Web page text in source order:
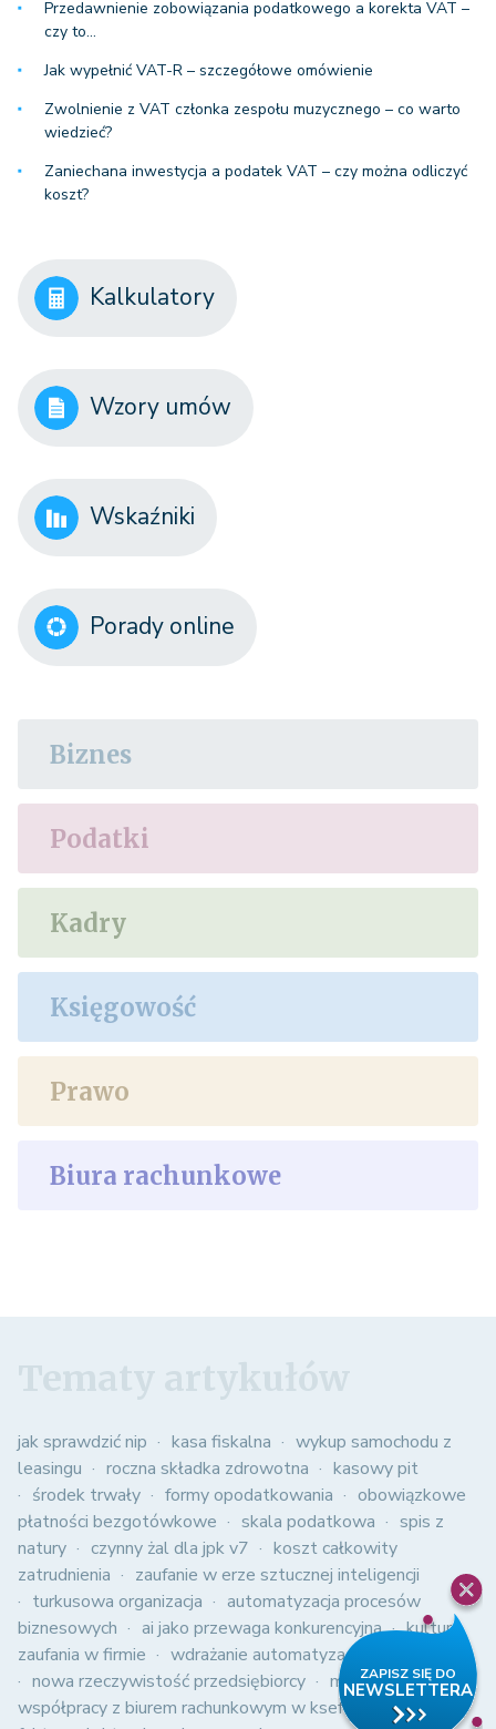
Przedawnienie zobowiązania podatkowego a korekta VAT –
czy to…
Jak wypełnić VAT-R – szczegółowe omówienie
Zwolnienie z VAT członka zespołu muzycznego – co warto
wiedzieć?
Zaniechana inwestycja a podatek VAT – czy można odliczyć
koszt?
Kalkulatory
Wzory umów
Wskaźniki
Porady online
Biznes
Podatki
Kadry
Księgowość
Prawo
Biura rachunkowe
jak sprawdzić nip kasa fiskalna
wykup samochodu z
leasingu
roczna składka zdrowotna
kasowy pit
środek trwały
formy opodatkowania
obowiązkowe
płatności bezgotówkowe
skala podatkowa
spis z
natury
czynny żal dla jpk v7
koszt całkowity
zatrudnienia
zaufanie w erze sztucznej inteligencji
turkusowa organizacja
automatyzacja procesów
biznesowych
ai jako przewaga konkurencyjna
kultura
zaufania w firmie
wdrażanie automatyzacji w firmie
nowa rzeczywistość przedsiębiorcy
modele
współpracy z biurem rachunkowym w ksef
struktura